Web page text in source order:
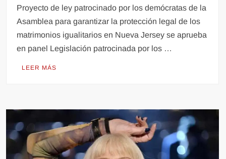
Proyecto de ley patrocinado por los demócratas de la
Asamblea para garantizar la protección legal de los
matrimonios igualitarios en Nueva Jersey se aprueba
en panel Legislación patrocinada por los …
LEER MÁS